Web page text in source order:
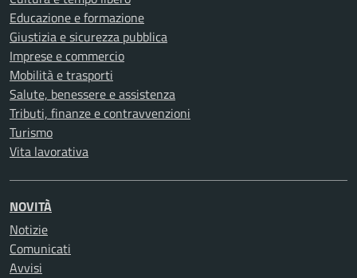
Educazione e formazione
Giustizia e sicurezza pubblica
Imprese e commercio
Mobilità e trasporti
Salute, benessere e assistenza
Tributi, finanze e contravvenzioni
Turismo
Vita lavorativa
NOVITÀ
Notizie
Comunicati
Avvisi